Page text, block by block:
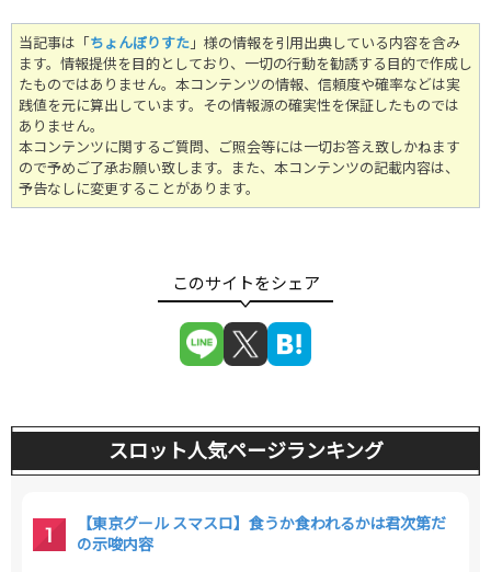
当記事は「 ちょんぼりすた 」様の情報を引用出典している内容を含み
ます。情報提供を目的としており、一切の行動を勧誘する目的で作成し
たものではありません。 本コンテンツの情報、信頼度や確率などは実
践値を元に算出しています。その情報源の確実性を保証したものでは
ありません。
本コンテンツに関するご質問、ご照会等には一切お答え致しかねます
ので予めご了承お願い致します。また、本コンテンツの記載内容は、
予告なしに変更することがあります。
スロット人気ページランキング
【東京グール スマスロ】食うか食われるかは君次第だ
の示唆内容